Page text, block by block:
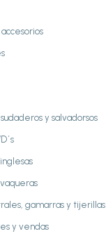
y salvadorsos
gamarras y tijerillas
y vendas